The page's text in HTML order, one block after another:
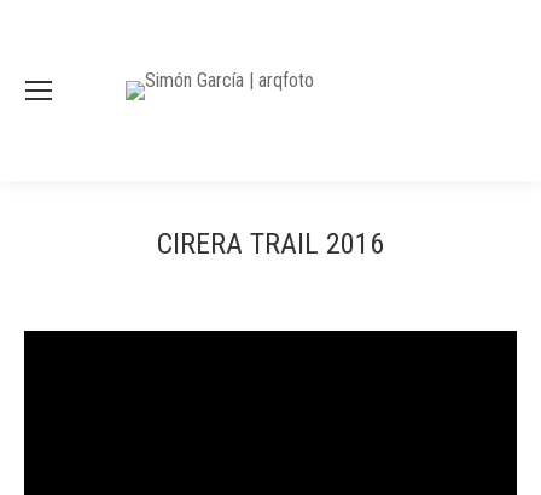
CIRERA TRAIL 2016